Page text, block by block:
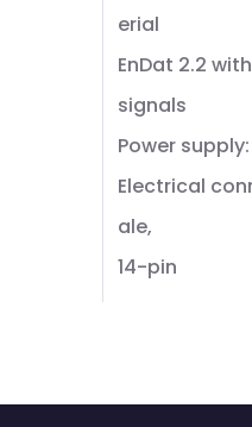
erial
EnDat 2.2
signals
Power
Electrical
ale,
14-pin